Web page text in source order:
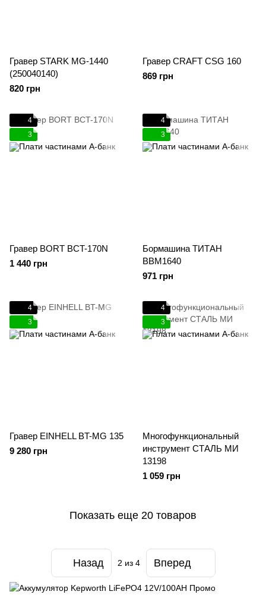
Гравер STARK MG-1440
(250040140)
820 грн
Гравер CRAFT CSG 160
869 грн
4
3
Гравер BORT BCT-170N
1 440 грн
4
3
Бормашина ТИТАН
BBM1640
971 грн
4
3
Гравер EINHELL BT-MG 135
9 280 грн
4
3
Многофункциональный
инструмент СТАЛЬ МИ
13198
1 059 грн
Показать еще 20 товаров
Назад 2 из 4 Вперед